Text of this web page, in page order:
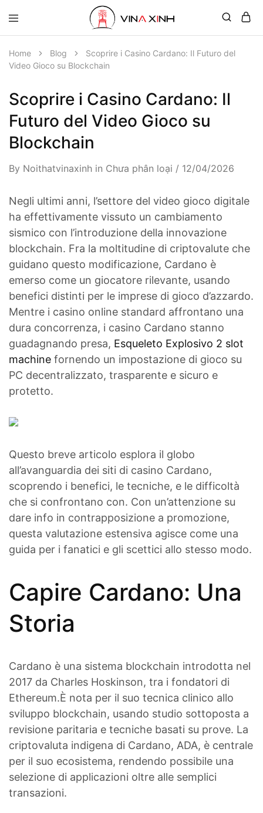
Home Blog
Scoprire i Casino Cardano: Il Futuro del
Video Gioco su Blockchain
Scoprire i Casino Cardano: Il
Futuro del Video Gioco su
Blockchain
By Noithatvinaxinh in Chưa phân loại 12/04/2026
Negli ultimi anni, l’settore del video gioco digitale
ha effettivamente vissuto un cambiamento
sismico con l’introduzione della innovazione
blockchain. Fra la moltitudine di criptovalute che
guidano questo modificazione, Cardano è
emerso come un giocatore rilevante, usando
benefici distinti per le imprese di gioco d’azzardo.
Mentre i casino online standard affrontano una
dura concorrenza, i casino Cardano stanno
guadagnando presa, Esqueleto Explosivo 2 slot
machine fornendo un impostazione di gioco su
PC decentralizzato, trasparente e sicuro e
protetto.
Questo breve articolo esplora il globo
all’avanguardia dei siti di casino Cardano,
scoprendo i benefici, le tecniche, e le difficoltà
che si confrontano con. Con un’attenzione su
dare info in contrapposizione a promozione,
questa valutazione estensiva agisce come una
guida per i fanatici e gli scettici allo stesso modo.
Capire Cardano: Una
Storia
Cardano è una sistema blockchain introdotta nel
2017 da Charles Hoskinson, tra i fondatori di
Ethereum.È nota per il suo tecnica clinico allo
sviluppo blockchain, usando studio sottoposta a
revisione paritaria e tecniche basati su prove. La
criptovaluta indigena di Cardano, ADA, è centrale
per il suo ecosistema, rendendo possibile una
selezione di applicazioni oltre alle semplici
transazioni.